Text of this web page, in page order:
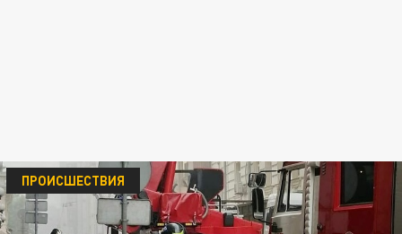
ПРОИСШЕСТВИЯ